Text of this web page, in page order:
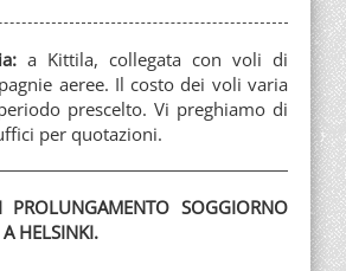
a Kittila, collegata con voli di
aeree. Il costo dei voli varia
prescelto. Vi preghiamo di
per quotazioni.
PROLUNGAMENTO SOGGIORNO
HELSINKI.